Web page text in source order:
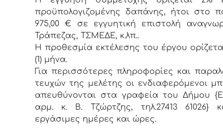
προϋπολογιζομένης δαπάνης, ήτοι στο
975,00 € σε εγγυητική επιστολή
Τράπεζας, ΤΣΜΕΔΕ, κ.λπ..
Η προθεσμία εκτέλεσης του έργου
(1) μήνα.
Για περισσότερες πληροφορίες και
τευχών της μελέτης οι ενδιαφερόμενοι
απευθύνονται στα γραφεία του Δήμου
αρμ. κ. Β. Τζώρτζης, τηλ.27413 61026}
εργάσιμες ημέρες και ώρες.